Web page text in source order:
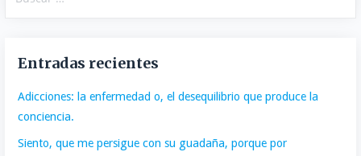
Entradas recientes
Adicciones: la enfermedad o, el desequilibrio que produce la
conciencia.
Siento, que me persigue con su guadaña, porque por